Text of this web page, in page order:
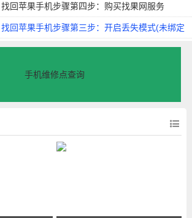
找回苹果手机步骤第四步：购买找果网服务
找回苹果手机步骤第三步：开启丢失模式(未绑定
iD可忽略)
手机维修点查询